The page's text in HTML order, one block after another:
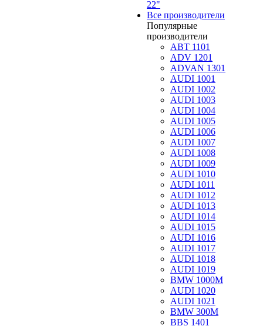
22"
Все производители
Популярные
производители
ABT 1101
ADV 1201
ADVAN 1301
AUDI 1001
AUDI 1002
AUDI 1003
AUDI 1004
AUDI 1005
AUDI 1006
AUDI 1007
AUDI 1008
AUDI 1009
AUDI 1010
AUDI 1011
AUDI 1012
AUDI 1013
AUDI 1014
AUDI 1015
AUDI 1016
AUDI 1017
AUDI 1018
AUDI 1019
BMW 1000M
AUDI 1020
AUDI 1021
BMW 300M
BBS 1401